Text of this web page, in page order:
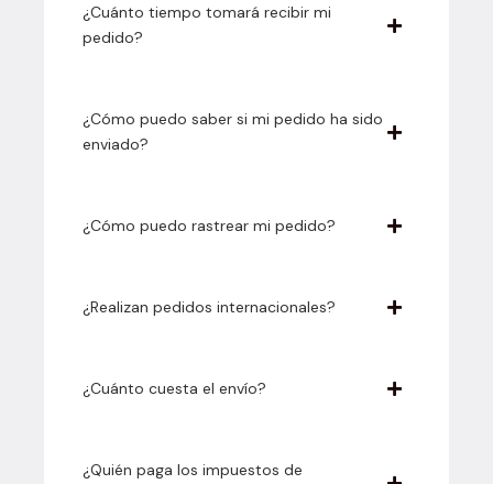
¿Cuánto tiempo tomará recibir mi
pedido?
¿Cómo puedo saber si mi pedido ha sido
enviado?
¿Cómo puedo rastrear mi pedido?
¿Realizan pedidos internacionales?
¿Cuánto cuesta el envío?
¿Quién paga los impuestos de